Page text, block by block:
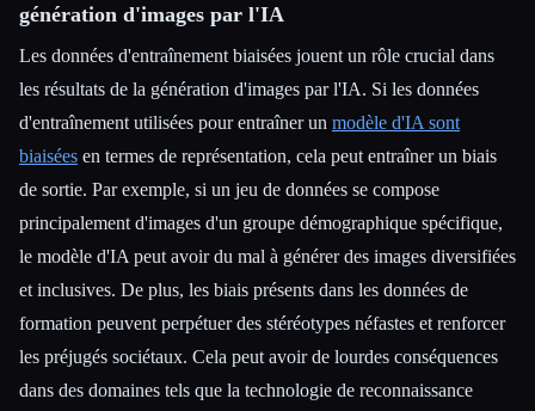
génération d'images par l'IA
Les données d'entraînement biaisées jouent un rôle crucial dans
les résultats de la génération d'images par l'IA. Si les données
d'entraînement utilisées pour entraîner un modèle d'IA sont
biaisées en termes de représentation, cela peut entraîner un biais
de sortie. Par exemple, si un jeu de données se compose
principalement d'images d'un groupe démographique spécifique,
le modèle d'IA peut avoir du mal à générer des images diversifiées
et inclusives. De plus, les biais présents dans les données de
formation peuvent perpétuer des stéréotypes néfastes et renforcer
les préjugés sociétaux. Cela peut avoir de lourdes conséquences
dans des domaines tels que la technologie de reconnaissance